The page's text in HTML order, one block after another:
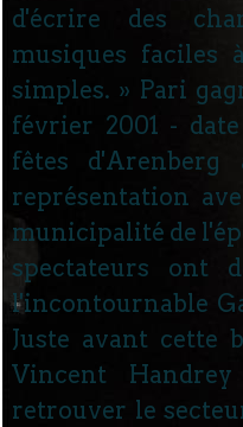
d'écrire des
musiques faciles
simples. » Pari
février 2001 -
fêtes
représentation
municipalité de
spectateurs ont
l'incontournable
Juste avant cette
Vincent
retrouver le